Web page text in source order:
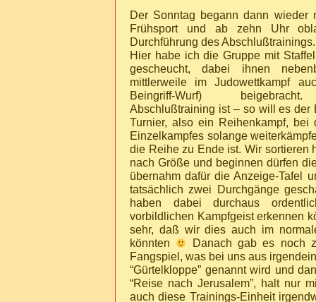
Der Sonntag begann dann wieder
Frühsport und ab zehn Uhr
Durchführung des Abschlußtrainings.
Hier habe ich die Gruppe mit
gescheucht, dabei ihnen
mittlerweile im Judowettkampf
Beingriff-Wurf)
Abschlußtraining ist – so will es der
Turnier, also ein Reihenkampf, bei
Einzelkampfes solange
die Reihe zu Ende ist. Wir sortieren
nach Größe und beginnen dürfen
übernahm dafür die Anzeige-Tafel
tatsächlich zwei Durchgänge
haben dabei durchaus
vorbildlichen Kampfgeist erkennen
sehr, daß wir dies auch im
könnten
Danach gab es noch
Fangspiel, was bei uns aus
“Gürtelkloppe” genannt wird und
“Reise nach Jerusalem”, halt nur
auch diese Trainings-Einheit